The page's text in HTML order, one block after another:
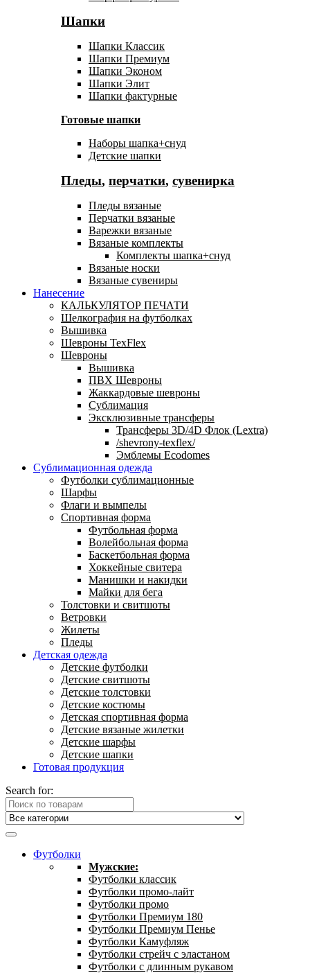
Шапки
Шапки Классик
Шапки Премиум
Шапки Эконом
Шапки Элит
Шапки фактурные
Готовые шапки
Наборы шапка+снуд
Детские шапки
Пледы, перчатки, сувенирка
Пледы вязаные
Перчатки вязаные
Варежки вязаные
Вязаные комплекты
Комплекты шапка+снуд
Вязаные носки
Вязаные сувениры
Нанесение
КАЛЬКУЛЯТОР ПЕЧАТИ
Шелкография на футболках
Вышивка
Шевроны TexFlex
Шевроны
Вышивка
ПВХ Шевроны
Жаккардовые шевроны
Сублимация
Эксклюзивные трансферы
Трансферы 3D/4D Флок (Lextra)
/shevrony-texflex/
Эмблемы Ecodomes
Сублимационная одежда
Футболки сублимационные
Шарфы
Флаги и вымпелы
Спортивная форма
Футбольная форма
Волейбольная форма
Баскетбольная форма
Хоккейные свитера
Манишки и накидки
Майки для бега
Толстовки и свитшоты
Ветровки
Жилеты
Пледы
Детская одежда
Детские футболки
Детские свитшоты
Детские толстовки
Детские костюмы
Детская спортивная форма
Детские вязаные жилетки
Детские шарфы
Детские шапки
Готовая продукция
Search for:
Футболки
Мужские:
Футболки классик
Футболки промо-лайт
Футболки промо
Футболки Премиум 180
Футболки Премиум Пенье
Футболки Камуфляж
Футболки стрейч с эластаном
Футболки с длинным рукавом